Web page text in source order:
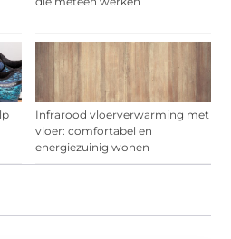
Infrarood vloerverwarming met
vloer: comfortabel en
energiezuinig wonen